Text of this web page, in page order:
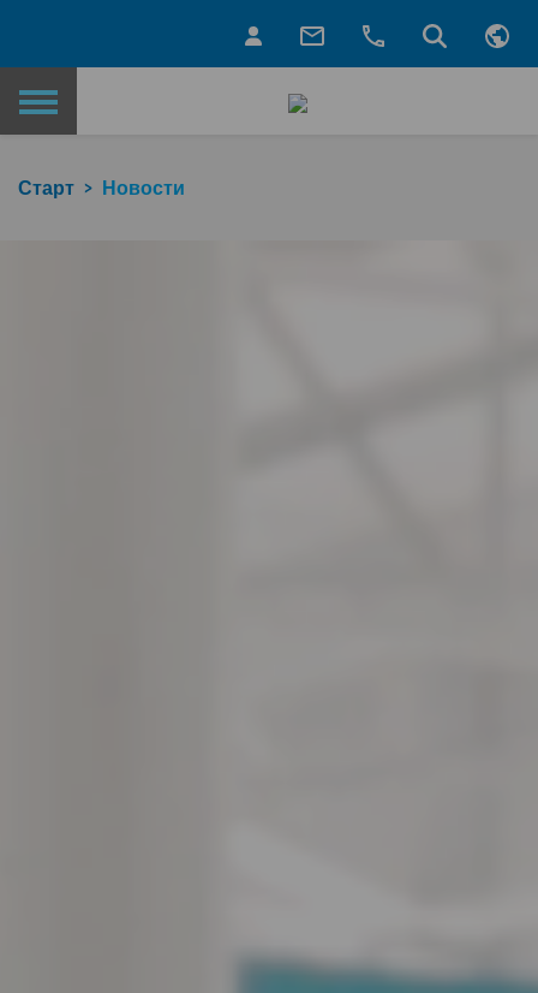
Назад на главную страницу
Старт Новости